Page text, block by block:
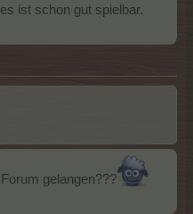
ist schon gut spielbar.
gelangen???